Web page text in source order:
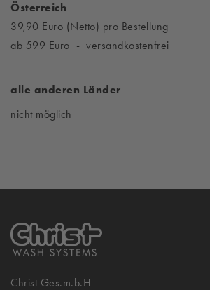
Österreich
39,90 Euro (Netto) pro Bestellung
ab 599 Euro - versandkostenfrei
alle anderen Länder
nicht möglich
Christ Ges.m.b.H